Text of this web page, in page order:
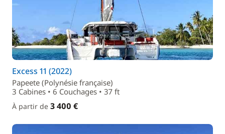
Excess 11 (2022)
Papeete (Polynésie française)
3 Cabines • 6 Couchages • 37 ft
À partir de 3 400 €